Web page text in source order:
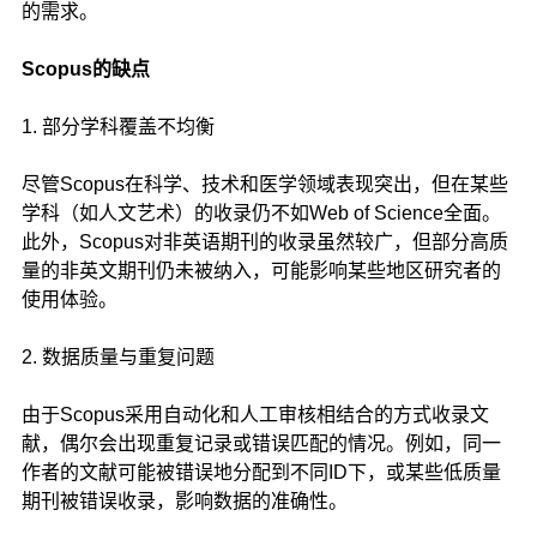
的需求。
Scopus的缺点
1. 部分学科覆盖不均衡
尽管Scopus在科学、技术和医学领域表现突出，但在某些
学科（如人文艺术）的收录仍不如Web of Science全面。
此外，Scopus对非英语期刊的收录虽然较广，但部分高质
量的非英文期刊仍未被纳入，可能影响某些地区研究者的
使用体验。
2. 数据质量与重复问题
由于Scopus采用自动化和人工审核相结合的方式收录文
献，偶尔会出现重复记录或错误匹配的情况。例如，同一
作者的文献可能被错误地分配到不同ID下，或某些低质量
期刊被错误收录，影响数据的准确性。